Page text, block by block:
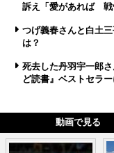
訴え「愛があれば 戦
つげ義春さんと白土
は？
死去した丹羽宇一郎
ど読書』ベストセラー
動画で見る